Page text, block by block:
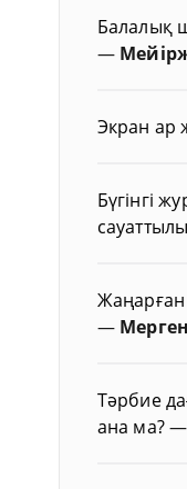
Балалық
—
Экран ар
Бүгінгі
Жаңарған
—
Тәрбие
ана ма?—